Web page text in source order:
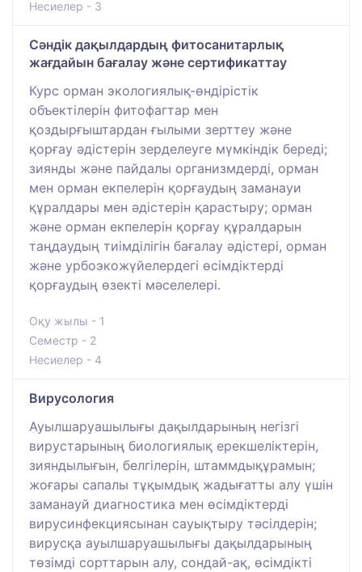
Несиелер - 3
Сәндік дақылдардың фитосанитарлық
жағдайын бағалау және сертификаттау
Курс орман экологиялық-өндірістік
объектілерін фитофагтар мен
қоздырғыштардан ғылыми зерттеу және
қорғау әдістерін зерделеуге мүмкіндік береді;
зиянды және пайдалы организмдерді, орман
мен орман екпелерін қорғаудың заманауи
құралдары мен әдістерін қарастыру; орман
және орман екпелерін қорғау құралдарын
таңдаудың тиімділігін бағалау әдістері, орман
және урбоэкожүйелердегі өсімдіктерді
қорғаудың өзекті мәселелері.
Оқу жылы - 1
Семестр - 2
Несиелер - 4
Вирусология
Ауылшаруашылығы дақылдарының негізгі
вирустарының биологиялық ерекшеліктерін,
зияндылығын, белгілерін, штаммдықұрамын;
жоғары сапалы тұқымдық жадығатты алу үшін
заманауй диагностика мен өсімдіктерді
вирусинфекциясынан сауықтыру тәсілдерін;
вирусқа ауылшаруашылығы дақылдарының
төзімді сорттарын алу, сондай-ақ, өсімдікті